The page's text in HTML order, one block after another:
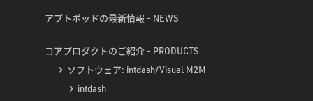
アプトポッドの最新情報 - NEWS
コアプロダクトのご紹介 - PRODUCTS
ソフトウェア: intdash/Visual M2M
intdash